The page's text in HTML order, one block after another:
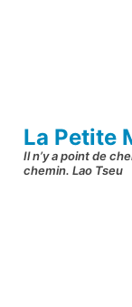
La Petite
Il n’y a point de
chemin. Lao Tseu